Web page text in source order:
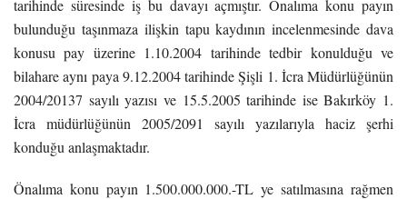
tarihinde süresinde iş bu davayı açmıştır. Önalıma konu payın
bulunduğu taşınmaza ilişkin tapu kaydının incelenmesinde dava
konusu pay üzerine 1.10.2004 tarihinde tedbir konulduğu ve
bilahare aynı paya 9.12.2004 tarihinde Şişli 1. İcra Müdürlüğünün
2004/20137 sayılı yazısı ve 15.5.2005 tarihinde ise Bakırköy 1.
İcra müdürlüğünün 2005/2091 sayılı yazılarıyla haciz şerhi
konduğu anlaşmaktadır.
Önalıma konu payın 1.500.000.000.-TL ye satılmasına rağmen